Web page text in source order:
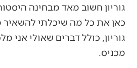
גוריון חשוב מאד מבחינה
כאן את כל מה שיכלתי להשאיר
גוריון, כולל דברים שאולי אני
מכניס.